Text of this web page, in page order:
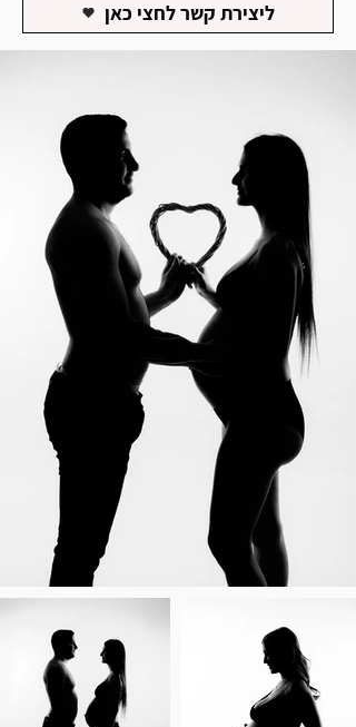
ליצירת קשר לחצי כאן